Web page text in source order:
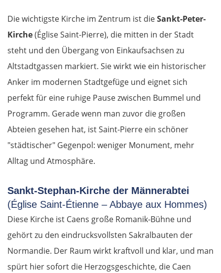
Die wichtigste Kirche im Zentrum ist dieSankt-Peter-
Kirche(Église Saint-Pierre), die mitten in der Stadt
steht und den Übergang von Einkaufsachsen zu
Altstadtgassen markiert. Sie wirkt wie ein historischer
Anker im modernen Stadtgefüge und eignet sich
perfekt für eine ruhige Pause zwischen Bummel und
Programm. Gerade wenn man zuvor die großen
Abteien gesehen hat, ist Saint-Pierre ein schöner
"städtischer" Gegenpol: weniger Monument, mehr
Alltag und Atmosphäre.
Sankt-Stephan-Kirche der Männerabtei
(Église Saint-Étienne – Abbaye aux Hommes)
Diese Kirche ist Caens große Romanik-Bühne und
gehört zu den eindrucksvollsten Sakralbauten der
Normandie. Der Raum wirkt kraftvoll und klar, und man
spürt hier sofort die Herzogsgeschichte, die Caen
Slowakei
Bratislava
Trnava
Nové Zámky
Ungarn Nord
Esztergom
Budapest
Jászberény
Tiszafüred